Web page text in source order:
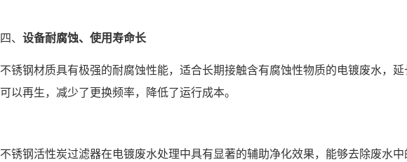
四、 设备耐腐蚀、使用寿命长
不锈钢材质具有极强的耐腐蚀性能，适合长期接触含有腐蚀性物质的电镀废水，
可以再生，减少了更换频率，降低了运行成本。
不锈钢活性炭过滤器在电镀废水处理中具有显著的辅助净化效果，能够去除废水